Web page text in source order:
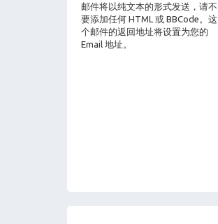
邮件将以纯文本的形式发送，请不
要添加任何 HTML 或 BBCode。这
个邮件的返回地址将设置为您的
Email 地址。